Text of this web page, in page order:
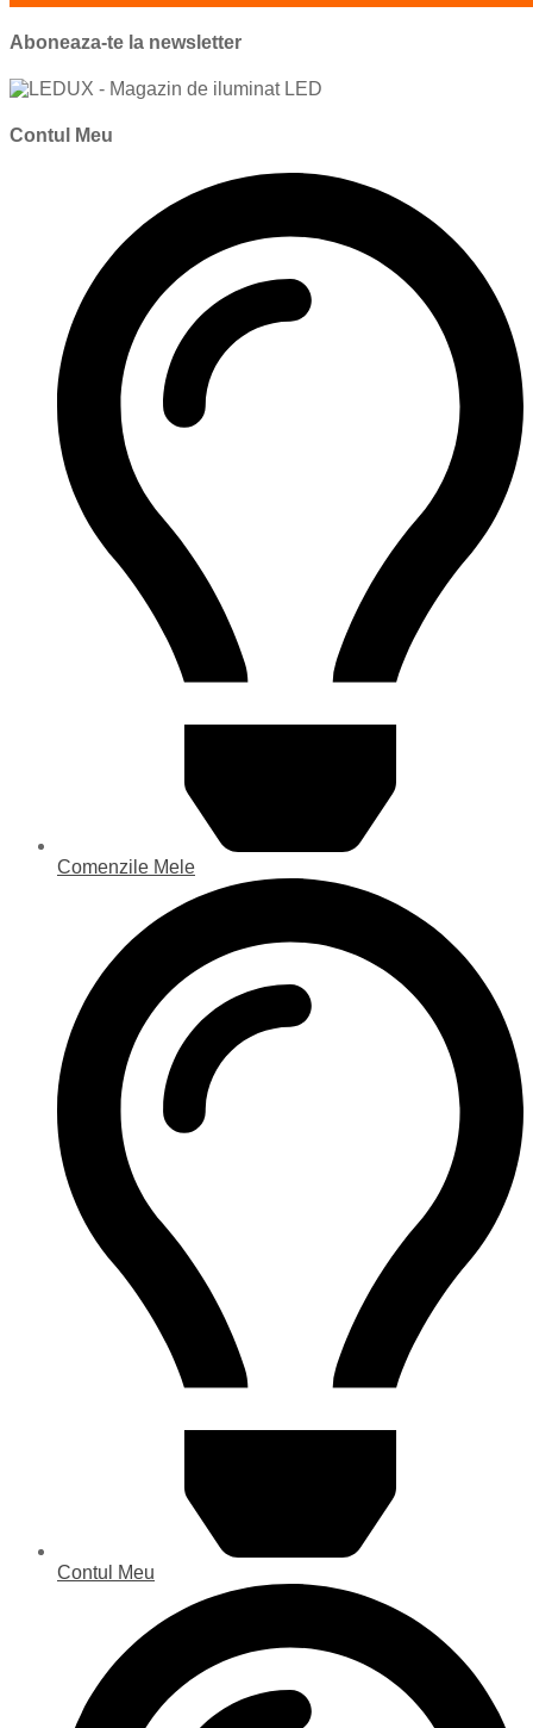
Aboneaza-te la newsletter
Contul Meu
Comenzile Mele
Contul Meu